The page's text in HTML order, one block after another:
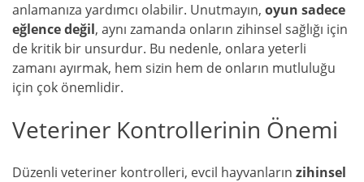
anlamanıza yardımcı olabilir. Unutmayın, oyun sadece
eğlence değil, aynı zamanda onların zihinsel sağlığı için
de kritik bir unsurdur. Bu nedenle, onlara yeterli
zamanı ayırmak, hem sizin hem de onların mutluluğu
için çok önemlidir.
Veteriner Kontrollerinin Önemi
Düzenli veteriner kontrolleri, evcil hayvanların zihinsel